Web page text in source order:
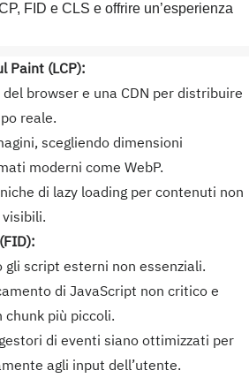
FID e CLS e offrire un’esperienza
Paint (LCP):
del browser e una CDN per distribuire
reale.
scegliendo dimensioni
moderni come WebP.
di lazy loading per contenuti non
gli script esterni non essenziali.
di JavaScript non critico e
chunk più piccoli.
di eventi siano ottimizzati per
agli input dell’utente.